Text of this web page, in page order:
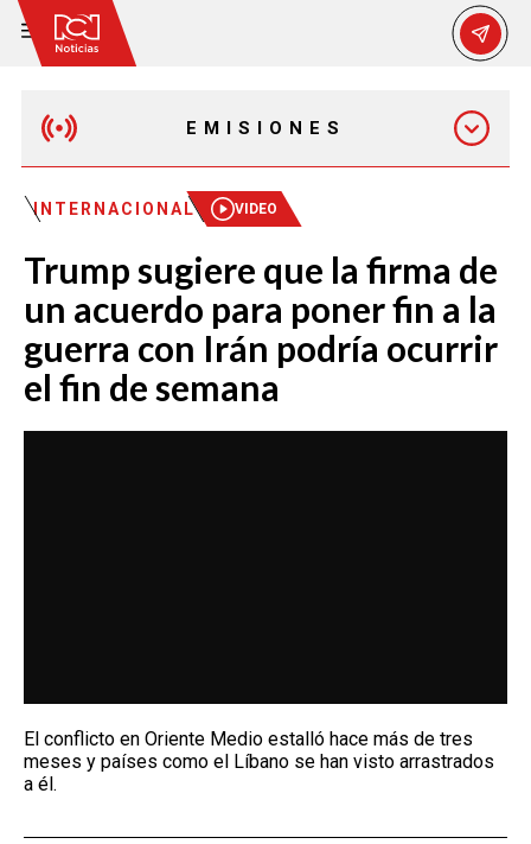
EMISIONES
MAÑANA EXPRESS
EMISIÓN 12:30 PM
EMISIÓN 7:00 PM
EMISIÓN 11:30 PM
INTERNACIONAL VIDEO
Trump sugiere que la firma de
un acuerdo para poner fin a la
guerra con Irán podría ocurrir
el fin de semana
El conflicto en Oriente Medio estalló hace más de tres
meses y países como el Líbano se han visto arrastrados
a él.